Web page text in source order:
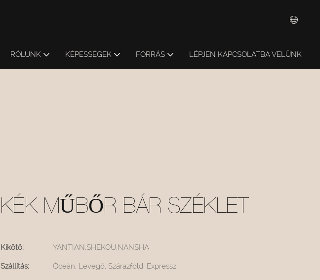
RÓLUNK KÉPESSÉGEK FORRÁS LÉPJEN KAPCSOLATBA VELÜNK
KÉK MŰBŐR BÁR SZÉKLET
Kikötő: YANTIAN,SHEKOU,NANSHA
Szállítás: Óceán, Levegő, Szárazföld, Expressz